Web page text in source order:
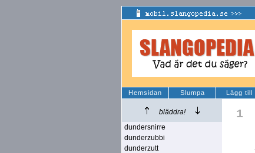
Hemsidan Slumpa Lägg till
bläddra!
dundersnirre
dunderzubbi
dunderzutt
1